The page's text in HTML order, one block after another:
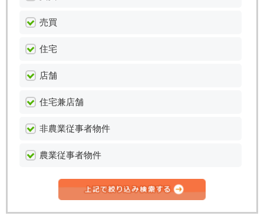
売買
住宅
店舗
住宅兼店舗
非農業従事者物件
農業従事者物件